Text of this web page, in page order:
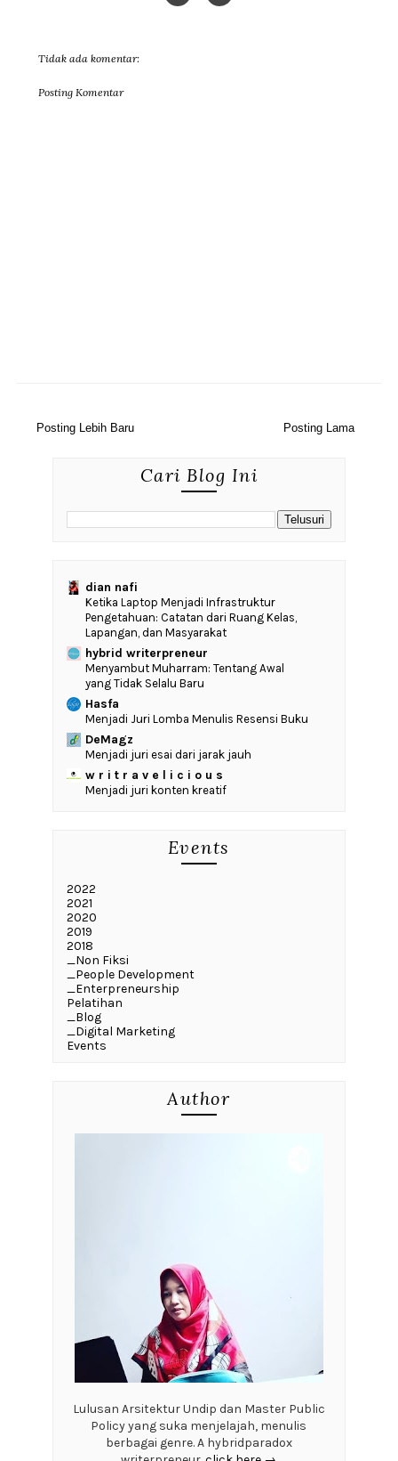
Tidak ada komentar:
Posting Komentar
Posting Lebih Baru Posting Lama
Cari Blog Ini
dian nafi
Ketika Laptop Menjadi Infrastruktur
Pengetahuan: Catatan dari Ruang Kelas,
Lapangan, dan Masyarakat
hybrid writerpreneur
Menyambut Muharram: Tentang Awal
yang Tidak Selalu Baru
Hasfa
Menjadi Juri Lomba Menulis Resensi Buku
DeMagz
Menjadi juri esai dari jarak jauh
w r i t r a v e l i c i o u s
Menjadi juri konten kreatif
Events
2022
2021
2020
2019
2018
_Non Fiksi
_People Development
_Enterpreneurship
Pelatihan
_Blog
_Digital Marketing
Events
Author
Lulusan Arsitektur Undip dan Master Public
Policy yang suka menjelajah, menulis
berbagai genre. A hybridparadox